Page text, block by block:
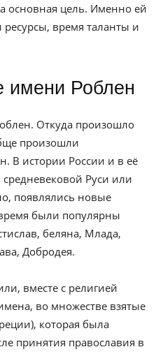
основная цель. Именно ей
ресурсы, время таланты и
имени Роблен
Откуда произошло
произошли
В истории России и в её
Руси или
появлялись новые
были популярны
беляна, Млада,
Добродея.
вместе с религией
во множестве взятые
которая была
принятия православия в